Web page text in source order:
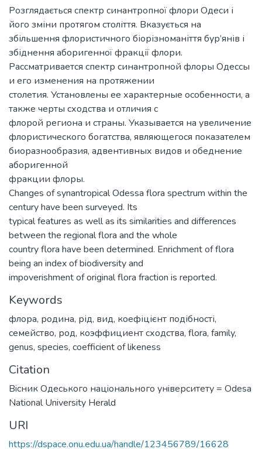
Розглядається спектр синантропної флори Одеси і
його зміни протягом століття. Вказується на
збільшення флористичного біорізноманіття бур’янів і
збіднення аборигенної фракції флори.
Рассматривается спектр синантропной флоры Одессы
и его изменения на протяжении
столетия. Установлены ее характерные особенности, а
также черты сходства и отличия с
флорой региона и страны. Указывается на увеличение
флористического богатства, являющегося показателем
биоразнообразия, адвентивных видов и обеднение
аборигенной
фракции флоры.
Changes of synantropical Odessa flora spectrum within the
century have been surveyed. Its
typical features as well as its similarities and differences
between the regional flora and the whole
country flora have been determined. Enrichment of flora
being an index of biodiversity and
impoverishment of original flora fraction is reported.
Keywords
флора, родина, рід, вид, коефіцієнт подібності,
семейство, род, коэффициент сходства, flora, family,
genus, species, coefficient of likeness
Citation
Вiсник Одеського нацiонального унiверситету = Odesa
National University Herald
URI
https://dspace.onu.edu.ua/handle/123456789/16628